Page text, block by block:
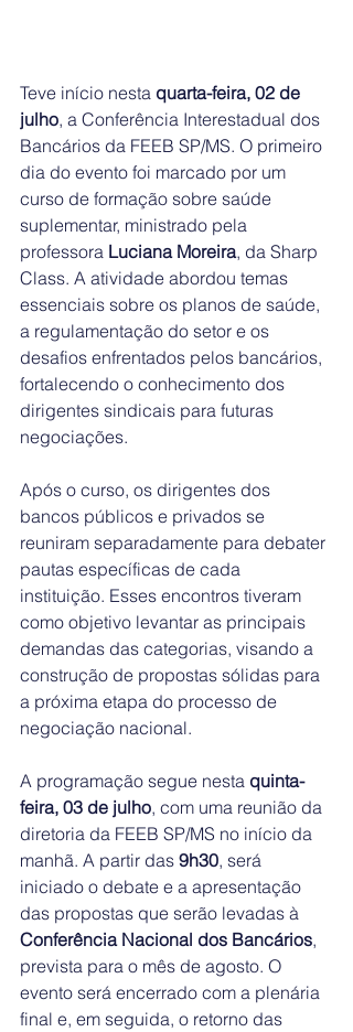
Teve início nesta quarta-feira, 02 de
julho, a Conferência Interestadual dos
Bancários da FEEB SP/MS. O primeiro
dia do evento foi marcado por um
curso de formação sobre saúde
suplementar, ministrado pela
professora Luciana Moreira, da Sharp
Class. A atividade abordou temas
essenciais sobre os planos de saúde,
a regulamentação do setor e os
desafios enfrentados pelos bancários,
fortalecendo o conhecimento dos
dirigentes sindicais para futuras
negociações.
Após o curso, os dirigentes dos
bancos públicos e privados se
reuniram separadamente para debater
pautas específicas de cada
instituição. Esses encontros tiveram
como objetivo levantar as principais
demandas das categorias, visando a
construção de propostas sólidas para
a próxima etapa do processo de
negociação nacional.
A programação segue nesta quinta-
feira, 03 de julho, com uma reunião da
diretoria da FEEB SP/MS no início da
manhã. A partir das 9h30, será
iniciado o debate e a apresentação
das propostas que serão levadas à
Conferência Nacional dos Bancários,
prevista para o mês de agosto. O
evento será encerrado com a plenária
final e, em seguida, o retorno das